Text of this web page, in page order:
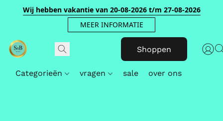
Wij hebben vakantie van 20-08-2026 t/m 27-08-2026
MEER INFORMATIE
Shoppen
Categorieën vragen sale over ons